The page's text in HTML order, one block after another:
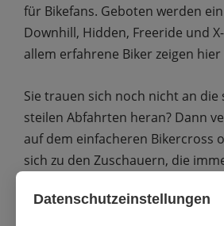
Datenschutzeinstellungen
für Bikefans. Geboten werden
Downhill, Hidden, Freeride und
allem erfahrene Biker zeigen
Sie trauen sich noch nicht an die
steilen Abfahrten heran? Dann
auf dem einfacheren Bikercross
sich zu den Zuschauern, die
beobachten Sie die Meister bei